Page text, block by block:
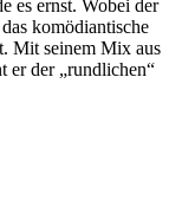
es ernst. Wobei der
komödiantische
Mit seinem Mix aus
er der „rundlichen“